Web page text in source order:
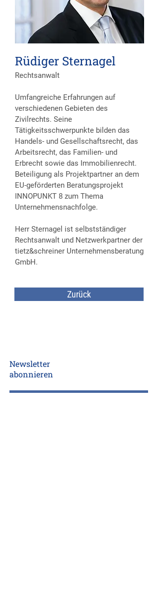
Rüdiger Sternagel
Rechtsanwalt
Umfangreiche Erfahrungen auf
verschiedenen Gebieten des
Zivilrechts. Seine
Tätigkeitsschwerpunkte bilden das
Handels- und Gesellschaftsrecht, das
Arbeitsrecht, das Familien- und
Erbrecht sowie das Immobilienrecht.
Beteiligung als Projektpartner an dem
EU-geförderten Beratungsprojekt
INNOPUNKT 8 zum Thema
Unternehmensnachfolge.
Herr Sternagel ist selbstständiger
Rechtsanwalt und Netzwerkpartner der
tietz&schreiner Unternehmensberatung
GmbH.
Zurück
Newsletter
abonnieren